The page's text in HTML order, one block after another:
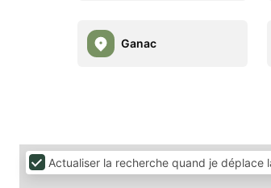
Ganac
Actualiser la recherche quand je déplace